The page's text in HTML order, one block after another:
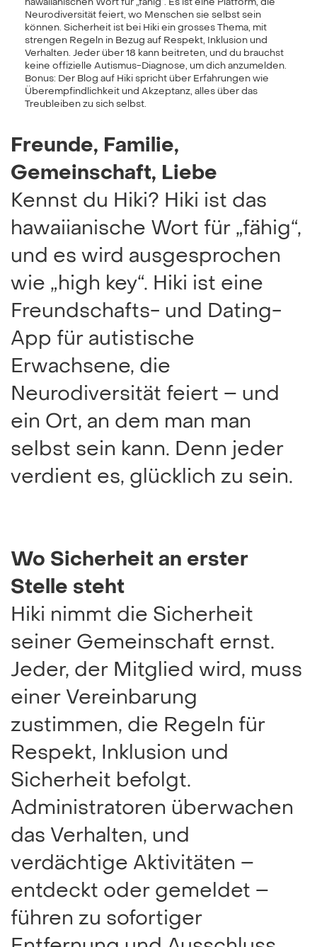
hawaiianischen Wort für „fähig“. Es ist eine Platform, die
Neurodiversität feiert, wo Menschen sie selbst sein
können. Sicherheit ist bei Hiki ein grosses Thema, mit
strengen Regeln in Bezug auf Respekt, Inklusion und
Verhalten. Jeder über 18 kann beitreten, und du brauchst
keine offizielle Autismus-Diagnose, um dich anzumelden.
Bonus: Der Blog auf Hiki spricht über Erfahrungen wie
Überempfindlichkeit und Akzeptanz, alles über das
Treubleiben zu sich selbst.
Freunde, Familie,
Gemeinschaft, Liebe
Kennst du Hiki? Hiki ist das
hawaiianische Wort für „fähig“,
und es wird ausgesprochen
wie „high key“. Hiki ist eine
Freundschafts- und Dating-
App für autistische
Erwachsene, die
Neurodiversität feiert – und
ein Ort, an dem man man
selbst sein kann. Denn jeder
verdient es, glücklich zu sein.
Wo Sicherheit an erster
Stelle steht
Hiki nimmt die Sicherheit
seiner Gemeinschaft ernst.
Jeder, der Mitglied wird, muss
einer Vereinbarung
zustimmen, die Regeln für
Respekt, Inklusion und
Sicherheit befolgt.
Administratoren überwachen
das Verhalten, und
verdächtige Aktivitäten –
entdeckt oder gemeldet –
führen zu sofortiger